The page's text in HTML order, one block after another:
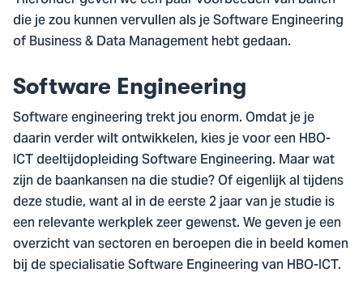
die je zou kunnen vervullen als je Software Engineering
of Business & Data Management hebt gedaan.
Software Engineering
Software engineering trekt jou enorm. Omdat je je
daarin verder wilt ontwikkelen, kies je voor een HBO-
ICT deeltijdopleiding Software Engineering. Maar wat
zijn de baankansen na die studie? Of eigenlijk al tijdens
deze studie, want al in de eerste 2 jaar van je studie is
een relevante werkplek zeer gewenst. We geven je een
overzicht van sectoren en beroepen die in beeld komen
bij de specialisatie Software Engineering van HBO-ICT.